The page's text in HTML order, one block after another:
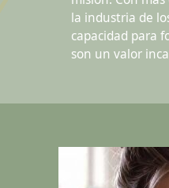
la industria de
capacidad para
son un valor